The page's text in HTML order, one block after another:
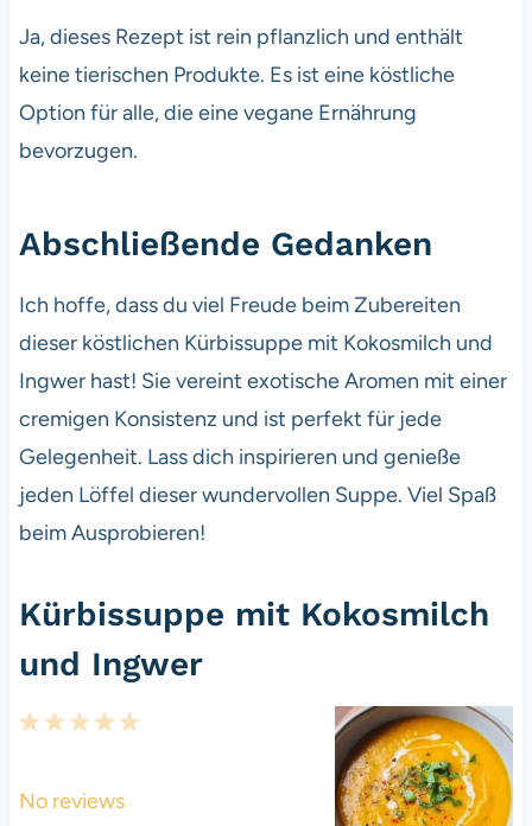
Ja, dieses Rezept ist rein pflanzlich und enthält
keine tierischen Produkte. Es ist eine köstliche
Option für alle, die eine vegane Ernährung
bevorzugen.
Abschließende Gedanken
Ich hoffe, dass du viel Freude beim Zubereiten
dieser köstlichen Kürbissuppe mit Kokosmilch und
Ingwer hast! Sie vereint exotische Aromen mit einer
cremigen Konsistenz und ist perfekt für jede
Gelegenheit. Lass dich inspirieren und genieße
jeden Löffel dieser wundervollen Suppe. Viel Spaß
beim Ausprobieren!
Kürbissuppe mit Kokosmilch
und Ingwer
5
4
t
3
t
2
t
1
t
No reviews